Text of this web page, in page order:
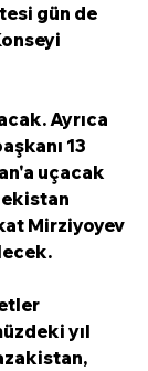
gün de
Ayrıca
13
uçacak
Mirziyoyev
yıl